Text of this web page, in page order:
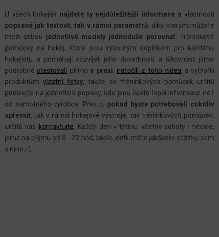
C
Í
P
R
V
K
Y
V
Ý
P
I
U všech hokejek najdete ty nejdůležitější informacea vlastnosti
popsané jak textově, tak v rámci parametrů, díky kterým můžete
mezi sebou jednotlivé modely jednoduše porovnat . Tréninkové
pomůcky na hokej, které jsou výborným doplňkem pro každého
hokejistu a pomáhají rozvíjet jeho dovedností a šikovnost jsme
podrobně otestovali přímov praxi, natočili z toho videa a vytvořili
produktůmvlastní fotky, takže se tréninkových pomůcek určitě
podívejte na jednotlivé popisky, kde jsou často lepší informace než
od samotného výrobce. Přesto, pokud byste potřebovali cokoliv
upřesnit, jak v rámci hokejové výstroje, tak tréninkových pomůcek,
určitě nás kontaktujte
Každý den v týdnu, včetně soboty i neděle,
jsme na příjmu od 8 - 22 hod, takže jestli máte jakékoliv otázky, sem
s nimi ;-).